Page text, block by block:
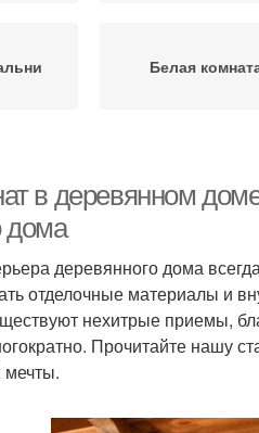
Белая
спальне
в деревянном
дома
деревянного дома
отделочные материалы и
нехитрые приемы,
Прочитайте нашу